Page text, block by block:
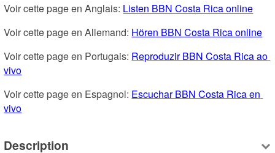
Voir cette page en Anglais: Listen BBN Costa Rica online
Voir cette page en Allemand: Hören BBN Costa Rica online
Voir cette page en Portugais: Reproduzir BBN Costa Rica ao
vivo
Voir cette page en Espagnol: Escuchar BBN Costa Rica en
vivo
Description